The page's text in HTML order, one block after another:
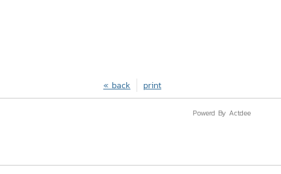
print
« back
Powerd By Actdee